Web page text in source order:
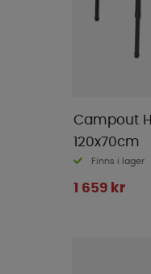
Campout
120x70cm
Finns i lager
1 659 kr